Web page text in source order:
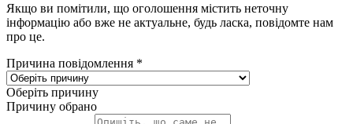
Якщо ви помітили, що оголошення містить неточну
інформацію або вже не актуальне, будь ласка, повідомте нам
про це.
Причина повідомлення *
Оберіть причину
Причину обрано